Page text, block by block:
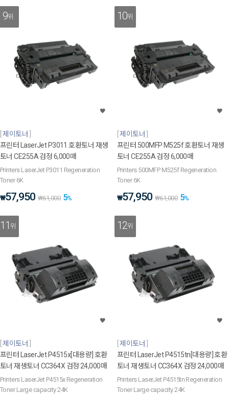
9위
제이토너
프린터 LaserJet P3011 호환토너 재생
토너 CE255A 검정 6,000매
Printers LaserJet P3011 Regeneration
Toner 6K
₩57,950 ₩61,000 5%
10위
제이토너
프린터 500MFP M525f 호환토너 재생
토너 CE255A 검정 6,000매
Printers 500MFP M525f Regeneration
Toner 6K
₩57,950 ₩61,000 5%
11위
제이토너
프린터 LaserJet P4515x[대용량] 호환
토너 재생토너 CC364X 검정 24,000매
Printers LaserJet P4515x Regeneration
Toner Large capacity 24K
12위
제이토너
프린터 LaserJet P4515tn[대용량] 호환
토너 재생토너 CC364X 검정 24,000매
Printers LaserJet P4515tn Regeneration
Toner Large capacity 24K